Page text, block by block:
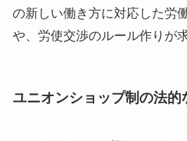
の新しい働き方に対応した労
や、労使交渉のルール作りが
ユニオンショップ制の法的